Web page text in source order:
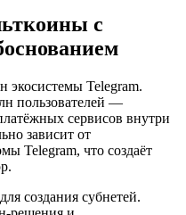
с
Telegram.
пользователей —
сервисов внутри
зависит от
Telegram, что создаёт
создания субнетей.